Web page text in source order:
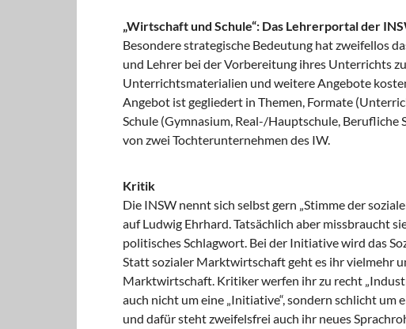
„Wirtschaft und Schule“: Das Lehrerportal der
Besondere strategische Bedeutung hat zweifellos
und Lehrer bei der Vorbereitung ihres Unterrichts
Unterrichtsmaterialien und weitere Angebote
Angebot ist gegliedert in Themen, Formate
Schule (Gymnasium, Real-/Hauptschule,
von zwei Tochterunternehmen des IW.
Kritik
Die INSW nennt sich selbst gern „Stimme der
auf Ludwig Ehrhard. Tatsächlich aber missbraucht
politisches Schlagwort. Bei der Initiative wird das
Statt sozialer Marktwirtschaft geht es ihr vielmehr
Marktwirtschaft. Kritiker werfen ihr zu recht
auch nicht um eine „Initiative“, sondern schlicht
und dafür steht zweifelsfrei auch ihr neues